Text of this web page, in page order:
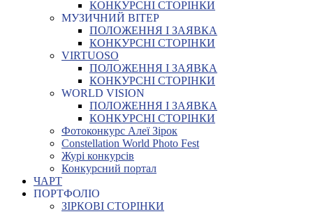
КОНКУРСНІ СТОРІНКИ
МУЗИЧНИЙ ВІТЕР
ПОЛОЖЕННЯ І ЗАЯВКА
КОНКУРСНІ СТОРІНКИ
VIRTUOSO
ПОЛОЖЕННЯ І ЗАЯВКА
КОНКУРСНІ СТОРІНКИ
WORLD VISION
ПОЛОЖЕННЯ І ЗАЯВКА
КОНКУРСНІ СТОРІНКИ
Фотоконкурс Алеї Зірок
Constellation World Photo Fest
Журі конкурсів
Конкурсний портал
ЧАРТ
ПОРТФОЛІО
ЗІРКОВІ СТОРІНКИ